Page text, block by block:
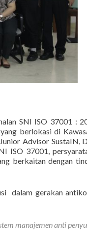
SNI ISO 37001 :
berlokasi di
Advisor SustaIN,
ISO 37001,
berkaitan dengan
dalam gerakan
manajemen anti